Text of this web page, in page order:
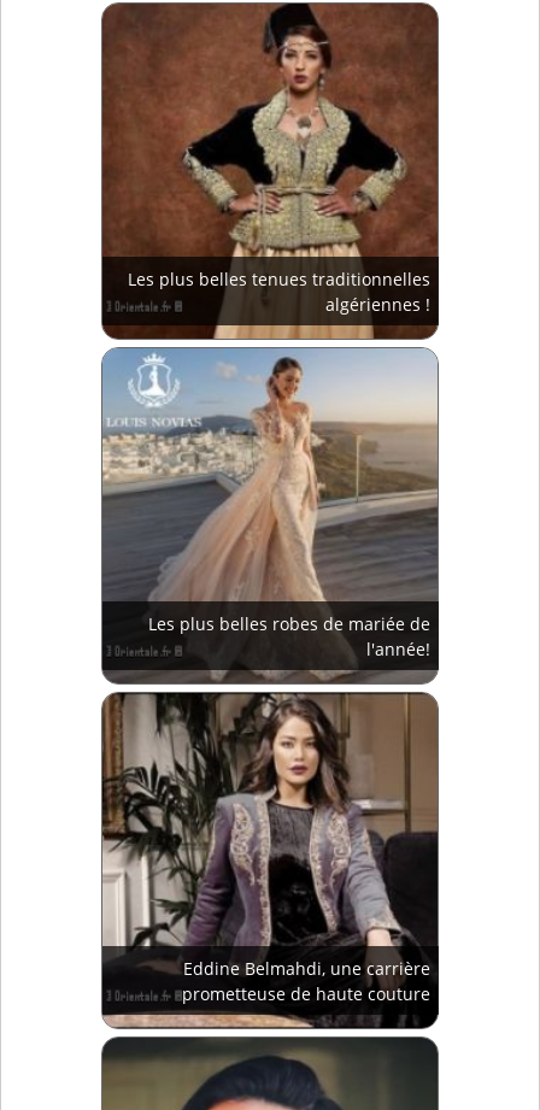
Les plus belles tenues traditionnelles
algériennes !
Les plus belles robes de mariée de
l'année!
Eddine Belmahdi, une carrière
prometteuse de haute couture